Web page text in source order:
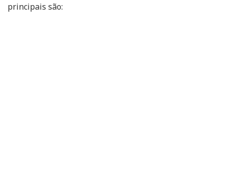
principais são: